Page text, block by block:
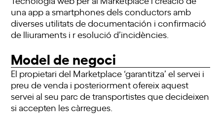
una app a smartphones dels conductors amb
diverses utilitats de documentación i confirmació
de lliuraments i r esolució d’incidències.
Model de negoci
El propietari del Marketplace ‘garantitza’ el servei i
preu de venda i posteriorment ofereix aquest
servei al seu parc de transportistes que decideixen
si accepten les càrregues.